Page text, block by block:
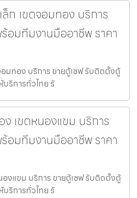
ก เขตจอมทอง บริการ
อมทีมงานมืออาชีพ ราคา
มทอง บริการ ขายตู้เซฟ รับติดตั้งตู้
ริการทั่วไทย รั
เขตหนองแขม บริการ
อมทีมงานมืออาชีพ ราคา
งแขม บริการ ขายตู้เซฟ รับติดตั้งตู้
ริการทั่วไทย รั